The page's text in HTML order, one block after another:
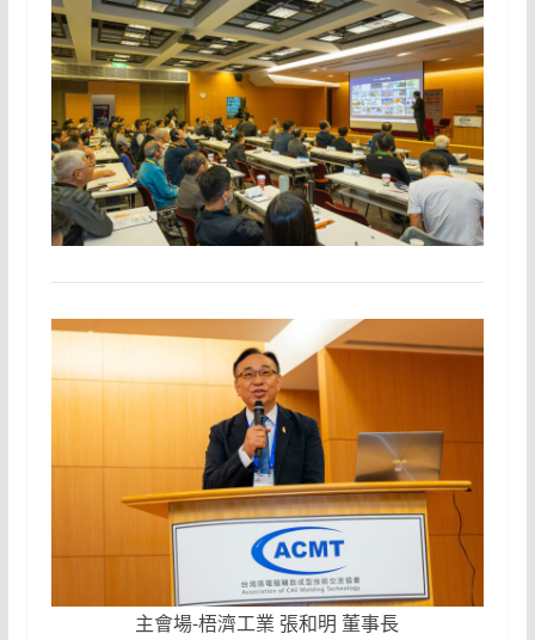
主會場-梧濟工業 張和明 董事長